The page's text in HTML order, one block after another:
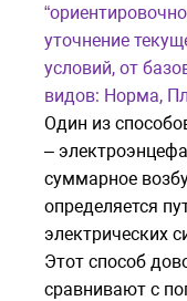
уточнение
условий, от
видов: Норма,
Один из
–
суммарное
определяется
электрических
Этот способ
сравнивают с